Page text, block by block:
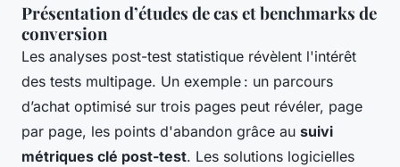
Présentation d’études de cas et benchmarks de
conversion
Les analyses post-test statistique révèlent l'intérêt
des tests multipage. Un exemple : un parcours
d’achat optimisé sur trois pages peut révéler, page
par page, les points d'abandon grâce au suivi
métriques clé post-test. Les solutions logicielles